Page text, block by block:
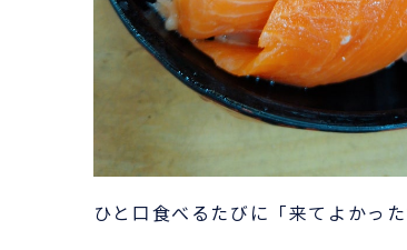
ひと口食べるたびに「来てよかっ